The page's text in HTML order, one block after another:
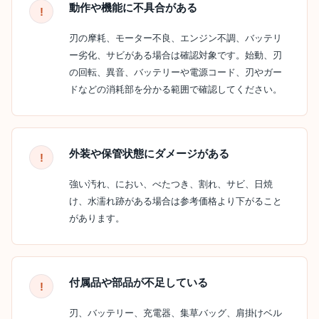
動作や機能に不具合がある
刃の摩耗、モーター不良、エンジン不調、バッテリ
ー劣化、サビがある場合は確認対象です。始動、刃
の回転、異音、バッテリーや電源コード、刃やガー
ドなどの消耗部を分かる範囲で確認してください。
外装や保管状態にダメージがある
強い汚れ、におい、べたつき、割れ、サビ、日焼
け、水濡れ跡がある場合は参考価格より下がること
があります。
付属品や部品が不足している
刃、バッテリー、充電器、集草バッグ、肩掛けベル